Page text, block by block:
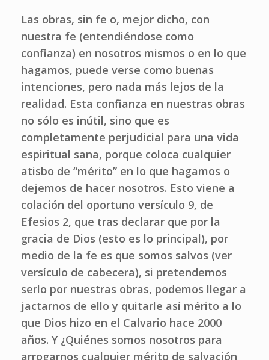
Las obras, sin fe o, mejor dicho, con
nuestra fe (entendiéndose como
confianza) en nosotros mismos o en lo que
hagamos, puede verse como buenas
intenciones, pero nada más lejos de la
realidad. Esta confianza en nuestras obras
no sólo es inútil, sino que es
completamente perjudicial para una vida
espiritual sana, porque coloca cualquier
atisbo de “mérito” en lo que hagamos o
dejemos de hacer nosotros. Esto viene a
colación del oportuno versículo 9, de
Efesios 2, que tras declarar que por la
gracia de Dios (esto es lo principal), por
medio de la fe es que somos salvos (ver
versículo de cabecera), si pretendemos
serlo por nuestras obras, podemos llegar a
jactarnos de ello y quitarle así mérito a lo
que Dios hizo en el Calvario hace 2000
años. Y ¿Quiénes somos nosotros para
arrogarnos cualquier mérito de salvación